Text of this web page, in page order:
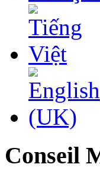
Conseil